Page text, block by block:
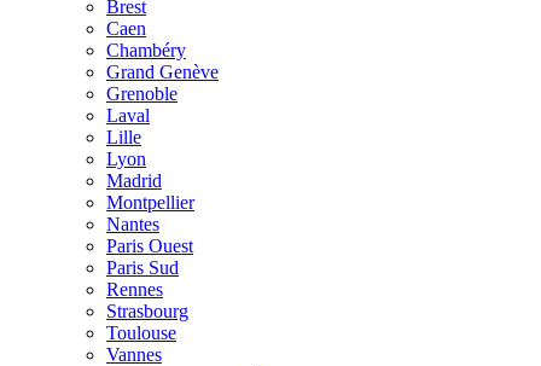
Brest
Caen
Chambéry
Grand Genève
Grenoble
Laval
Lille
Lyon
Madrid
Montpellier
Nantes
Paris Ouest
Paris Sud
Rennes
Strasbourg
Toulouse
Vannes